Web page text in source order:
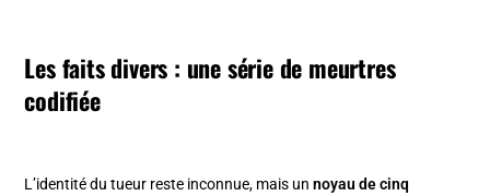
Les faits divers : une série de meurtres
codifiée
L’identité du tueur reste inconnue, mais unnoyau de cinq